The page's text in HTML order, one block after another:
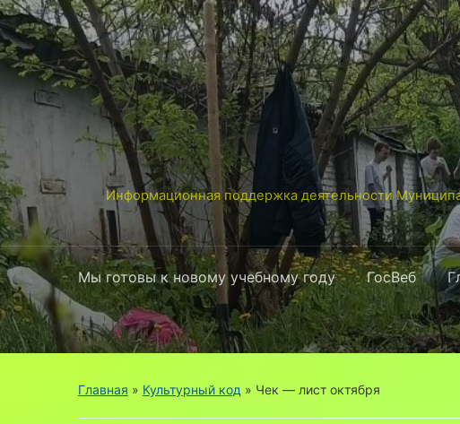
Информационная поддержка деятельности
Мы готовы к новому учебному году ГосВеб
Главная » Культурный код » Чек — лист октября